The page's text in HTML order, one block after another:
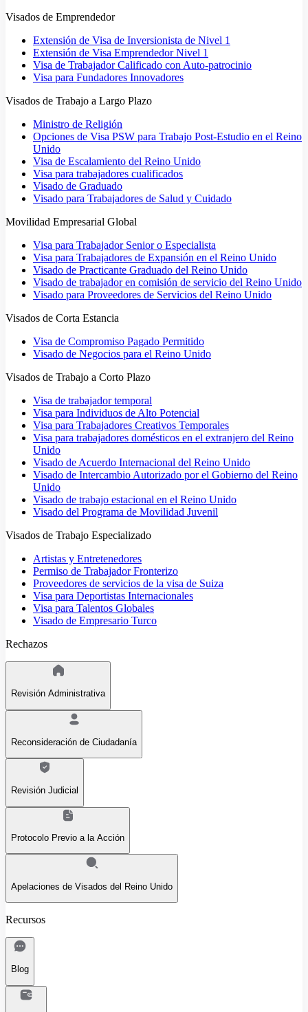
Visados de Emprendedor
Extensión de Visa de Inversionista de Nivel 1
Extensión de Visa Emprendedor Nivel 1
Visa de Trabajador Calificado con Auto-patrocinio
Visa para Fundadores Innovadores
Visados de Trabajo a Largo Plazo
Ministro de Religión
Opciones de Visa PSW para Trabajo Post-Estudio en el Reino
Unido
Visa de Escalamiento del Reino Unido
Visa para trabajadores cualificados
Visado de Graduado
Visado para Trabajadores de Salud y Cuidado
Movilidad Empresarial Global
Visa para Trabajador Senior o Especialista
Visa para Trabajadores de Expansión en el Reino Unido
Visado de Practicante Graduado del Reino Unido
Visado de trabajador en comisión de servicio del Reino Unido
Visado para Proveedores de Servicios del Reino Unido
Visados de Corta Estancia
Visa de Compromiso Pagado Permitido
Visado de Negocios para el Reino Unido
Visados de Trabajo a Corto Plazo
Visa de trabajador temporal
Visa para Individuos de Alto Potencial
Visa para Trabajadores Creativos Temporales
Visa para trabajadores domésticos en el extranjero del Reino
Unido
Visado de Acuerdo Internacional del Reino Unido
Visado de Intercambio Autorizado por el Gobierno del Reino
Unido
Visado de trabajo estacional en el Reino Unido
Visado del Programa de Movilidad Juvenil
Visados de Trabajo Especializado
Artistas y Entretenedores
Permiso de Trabajador Fronterizo
Proveedores de servicios de la visa de Suiza
Visa para Deportistas Internacionales
Visa para Talentos Globales
Visado de Empresario Turco
Rechazos
Revisión Administrativa
Reconsideración de Ciudadanía
Revisión Judicial
Protocolo Previo a la Acción
Apelaciones de Visados del Reino Unido
Recursos
Blog